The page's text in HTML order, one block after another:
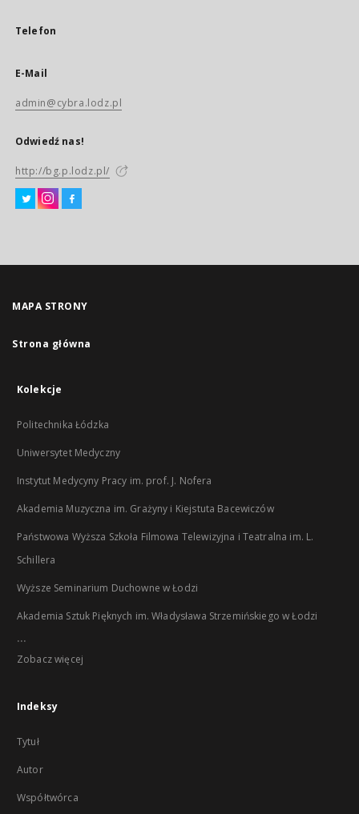
Telefon
E-Mail
admin@cybra.lodz.pl
Odwiedź nas!
http://bg.p.lodz.pl/
MAPA STRONY
Strona główna
Kolekcje
Politechnika Łódzka
Uniwersytet Medyczny
Instytut Medycyny Pracy im. prof. J. Nofera
Akademia Muzyczna im. Grażyny i Kiejstuta Bacewiczów
Państwowa Wyższa Szkoła Filmowa Telewizyjna i Teatralna im. L.
Schillera
Wyższe Seminarium Duchowne w Łodzi
Akademia Sztuk Pięknych im. Władysława Strzemińskiego w Łodzi
...
Zobacz więcej
Indeksy
Tytuł
Autor
Współtwórca